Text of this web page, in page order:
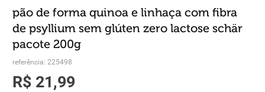
pão de forma quinoa e linhaça com fibra
de psyllium sem glúten zero lactose schär
pacote 200g
referência: 225498
R$ 21,99
4º iogurte
5º queijo
6 vinhos
7º biscoito